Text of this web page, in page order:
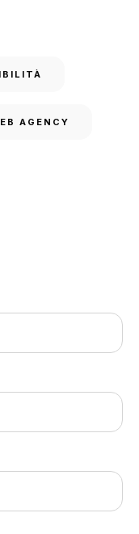
AGENCY